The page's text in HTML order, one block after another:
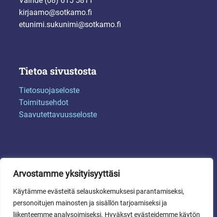
Arvostamme yksityisyyttäsi
Käytämme evästeitä selauskokemuksesi parantamiseksi,
personoitujen mainosten ja sisällön tarjoamiseksi ja
liikenteemme analysoimiseksi. Hyväksyt evästeidemme käytön
kirjaamo@sotkamo.fi
etunimi.sukunimi@sotkamo.fi
Tietoa sivustosta
Tietosuojaseloste
Toimitusehdot
Saavutettavuusseloste